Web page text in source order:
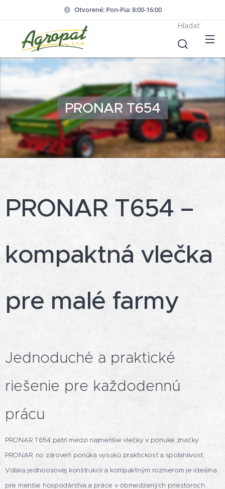
Otvorené: Pon-Pia: 8:00-16:00
Hľadať
PRONAR T654
PRONAR T654 –
kompaktná vlečka
pre malé farmy
Jednoduché a praktické
riešenie pre každodennú
prácu
PRONAR T654 patrí medzi najmenšie vlečky v ponuke značky
PRONAR, no zároveň ponúka vysokú praktickosť a spoľahlivosť.
Vďaka jednoosovej konštrukcii a kompaktným rozmerom je ideálna
pre menšie hospodárstva a práce v obmedzených priestoroch.